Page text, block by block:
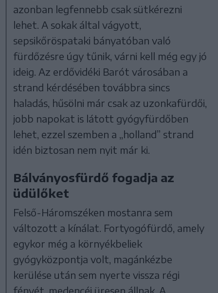
azonban legfennebb csak sütkérezni
lehet. A sokak által vágyott,
sepsikőröspataki bányatóban való
fürdőzésre úgy tűnik, várni kell még egy jó
ideig. Az erdővidéki Barót városában a
strand kérdésében továbbra sincs
haladás, hűsölni már csak az uzonkafürdői,
jobb napokat is látott gyógyfürdőben
lehet, ezzel szemben a „holland” strand
idén biztosan nem nyit már ki.
Bálványosfürdő fogadja az
üdülőket
Felső-Háromszéken mostanra sem
változott a kínálat. Fortyogófürdő, amely
egykor még a környékbeliek
gyógyközpontja volt, magánkézbe
kerülése után sem nyerte vissza régi
fényét, medencéi üresen állnak. A